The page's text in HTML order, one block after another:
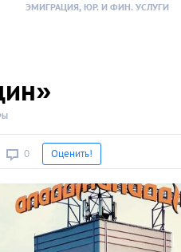
ЭМИГРАЦИЯ, ЮР. И ФИН. УСЛУГИ
0 Оценить!